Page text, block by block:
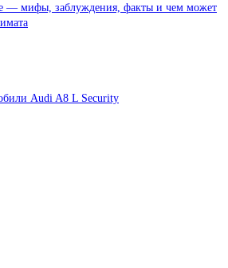
— мифы, заблуждения, факты и чем может
Audi A8 L Security